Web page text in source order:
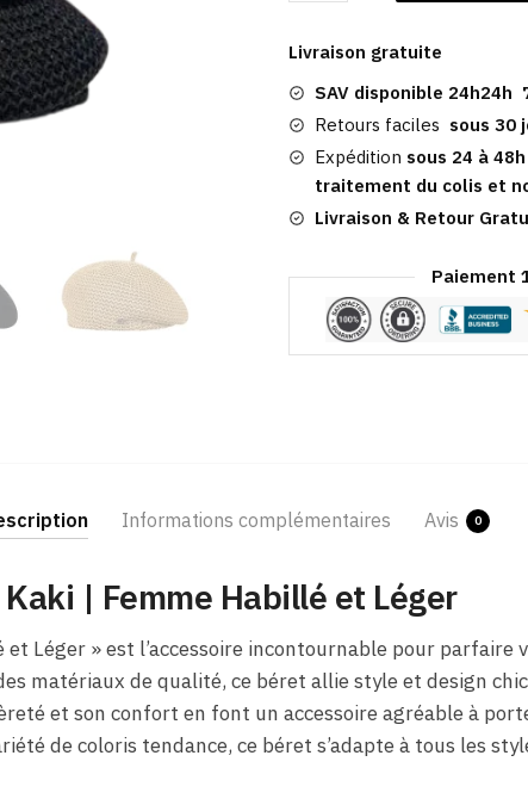
Béret
|
Femme
Habillé
et
Léger
Livraison gratuite
SAV disponible 24h24h
Retours faciles sous 30
Expédition sous 24 à
traitement du colis et
Livraison & Retour
Paiement
Informations complémentaires Avis 0
| Femme Habillé et Léger
Léger » est l’accessoire incontournable pour parfaire
matériaux de qualité, ce béret allie style et design
et son confort en font un accessoire agréable à
de coloris tendance, ce béret s’adapte à tous les